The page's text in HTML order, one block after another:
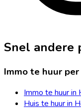
Snel andere
Immo te huur
Immo te huur in
Huis te huur in